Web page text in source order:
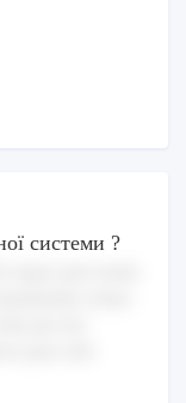
системи ?